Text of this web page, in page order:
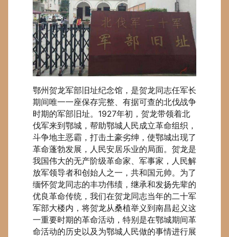
鄂州贺龙军部旧址纪念馆，是贺龙同志任军长
期间唯一一座保存完整、有据可查的北伐战争
时期的军部旧址。1927年初，贺龙带领着北
伐军来到鄂城，帮助鄂城人民成立革命组织，
斗争地主恶霸，打击土豪劣绅，使鄂城出现了
革命蓬勃发展，人民安居乐业的局面。贺龙是
我国伟大的无产阶级革命家、军事家，人民解
放军领导者和创始人之一，共和国元帅。为了
缅怀贺龙同志的丰功伟绩，继承和发扬先辈的
优良革命传统，我们在贺龙同志当年的二十军
军部大楼内，将贺龙从桑植举义到南昌起义这
一重要时期的革命活动，特别是在鄂城期间革
命活动的历史以及为鄂城人民做的事情进行展